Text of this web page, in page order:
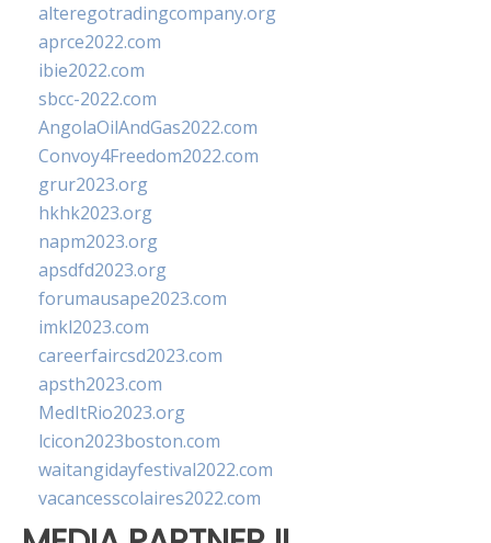
alteregotradingcompany.org
aprce2022.com
ibie2022.com
sbcc-2022.com
AngolaOilAndGas2022.com
Convoy4Freedom2022.com
grur2023.org
hkhk2023.org
napm2023.org
apsdfd2023.org
forumausape2023.com
imkl2023.com
careerfaircsd2023.com
apsth2023.com
MedItRio2023.org
lcicon2023boston.com
waitangidayfestival2022.com
vacancesscolaires2022.com